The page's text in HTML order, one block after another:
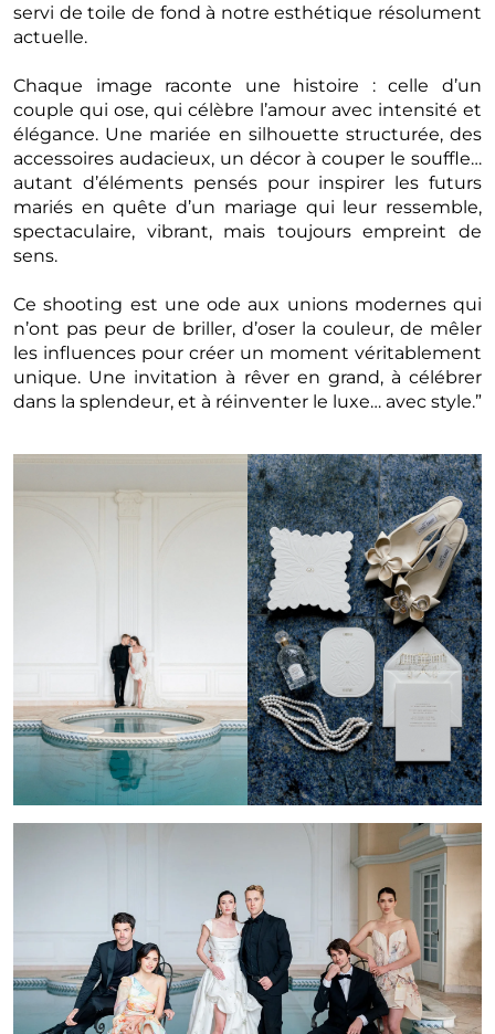
servi de toile de fond à notre esthétique résolument
actuelle.
Chaque image raconte une histoire : celle d’un
couple qui ose, qui célèbre l’amour avec intensité et
élégance. Une mariée en silhouette structurée, des
accessoires audacieux, un décor à couper le souffle…
autant d’éléments pensés pour inspirer les futurs
mariés en quête d’un mariage qui leur ressemble,
spectaculaire, vibrant, mais toujours empreint de
sens.
Ce shooting est une ode aux unions modernes qui
n’ont pas peur de briller, d’oser la couleur, de mêler
les influences pour créer un moment véritablement
unique. Une invitation à rêver en grand, à célébrer
dans la splendeur, et à réinventer le luxe… avec style.”